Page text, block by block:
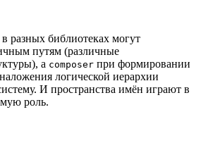
разных библиотеках могут
путям (различные
а composer при формировании
логической иерархии
И пространства имён играют в
роль.